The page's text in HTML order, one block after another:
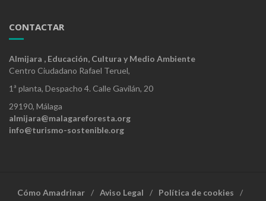
CONTACTAR
Almijara , Educación, Cultura y Medio Ambiente
Centro Ciudadano Rafael Teruel,
1ª planta, Despacho 4. Calle Gavilán, 20
29190, Málaga
almijara@malagareforesta.org
info@turismo-sostenible.org
Cómo Amadrinar Aviso Legal Política de cookies